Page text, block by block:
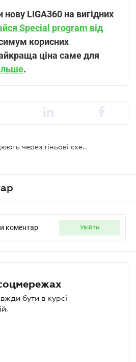
LIGA360 на вигідних
Special program від
корисних
ціна саме для
.
Ресторани масово працюють через тіньові схеми і подрібнення на ФОП – Гетманцев
коментар увійти
бути в курсі